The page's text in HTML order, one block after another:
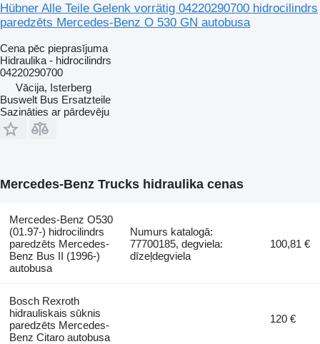
Hübner Alle Teile Gelenk vorrätig 04220290700 hidrocilindrs
paredzēts Mercedes-Benz O 530 GN autobusa
Cena pēc pieprasījuma
Hidraulika - hidrocilindrs
04220290700
Vācija, Isterberg
Buswelt Bus Ersatzteile
Sazināties ar pārdevēju
Mercedes-Benz Trucks hidraulika cenas
Mercedes-Benz O530
(01.97-) hidrocilindrs
paredzēts Mercedes-
Benz Bus II (1996-)
autobusa
Numurs katalogā:
77700185, degviela:
dīzeļdegviela
100,81 €
Bosch Rexroth
hidrauliskais sūknis
paredzēts Mercedes-
Benz Citaro autobusa
120 €